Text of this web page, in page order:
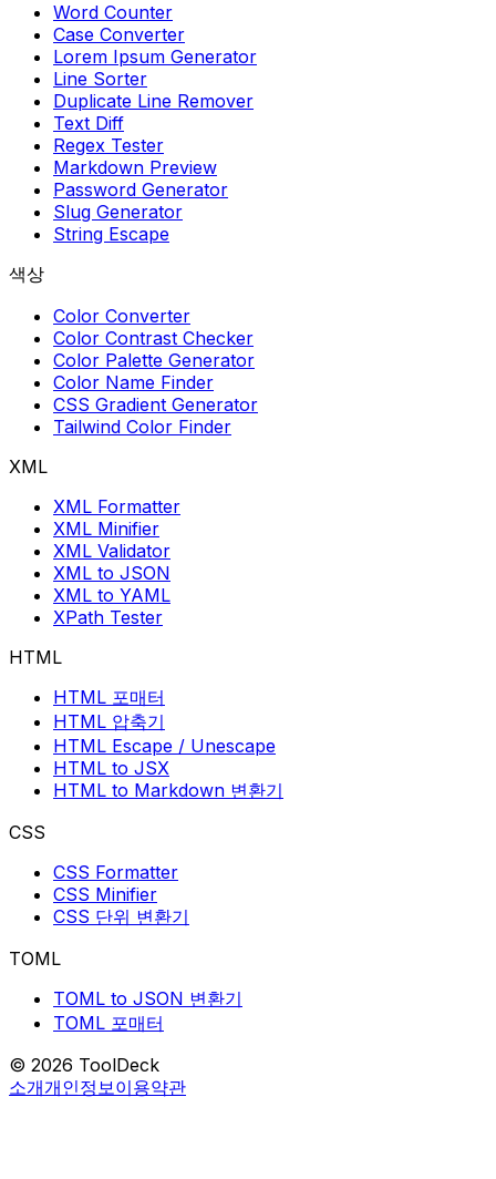
Word Counter
Case Converter
Lorem Ipsum Generator
Line Sorter
Duplicate Line Remover
Text Diff
Regex Tester
Markdown Preview
Password Generator
Slug Generator
String Escape
색상
Color Converter
Color Contrast Checker
Color Palette Generator
Color Name Finder
CSS Gradient Generator
Tailwind Color Finder
XML
XML Formatter
XML Minifier
XML Validator
XML to JSON
XML to YAML
XPath Tester
HTML
HTML 포매터
HTML 압축기
HTML Escape / Unescape
HTML to JSX
HTML to Markdown 변환기
CSS
CSS Formatter
CSS Minifier
CSS 단위 변환기
TOML
TOML to JSON 변환기
TOML 포매터
© 2026 ToolDeck
소개개인정보이용약관